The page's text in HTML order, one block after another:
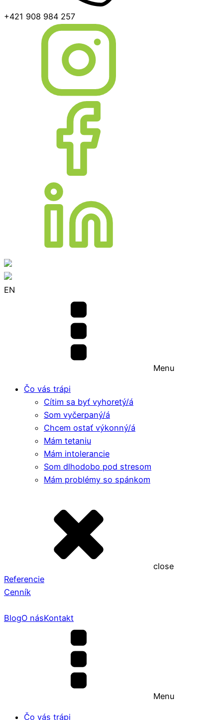
+421 908 984 257
EN
Menu
Čo vás trápi
Cítim sa byť vyhoretý/á
Som vyčerpaný/á
Chcem ostať výkonný/á
Mám tetaniu
Mám intolerancie
Som dlhodobo pod stresom
Mám problémy so spánkom
close
Referencie
Cenník
BlogO násKontakt
Menu
Čo vás trápi